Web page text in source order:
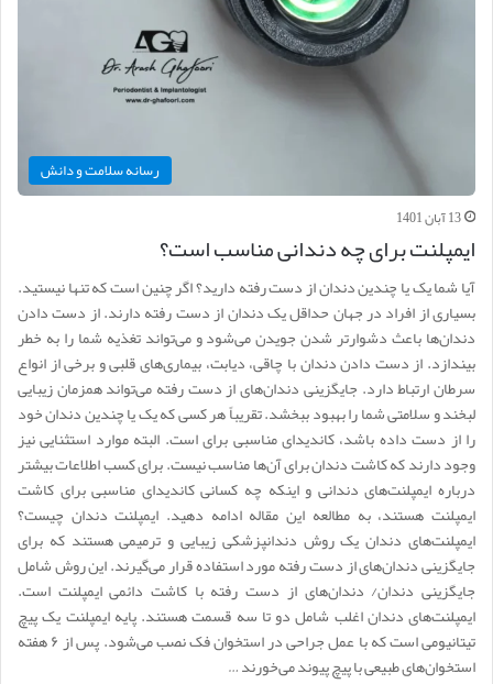
رسانه سلامت و دانش
13 آبان 1401
ایمپلنت برای چه دندانی مناسب است؟
آیا شما یک یا چندین دندان از دست رفته دارید؟ اگر چنین است که تنها نیستید.
بسیاری از افراد در جهان حداقل یک دندان از دست رفته دارند. از دست دادن
دندان‌ها باعث دشوارتر شدن جویدن می‌شود و می‌تواند تغذیه شما را به خطر
بیندازد. از دست دادن دندان با چاقی، دیابت، بیماری‌های قلبی و برخی از انواع
سرطان ارتباط دارد. جایگزینی دندان‌های از دست رفته می‌تواند همزمان زیبایی
لبخند و سلامتی شما را بهبود ببخشد. تقریباً هر کسی که یک یا چندین دندان خود
را از دست داده باشد، کاندیدای مناسبی برای است. البته موارد استثنایی نیز
وجود دارند که کاشت دندان برای آن‌ها مناسب نیست. برای کسب اطلاعات بیشتر
درباره ایمپلنت‌های دندانی و اینکه چه کسانی کاندیدای مناسبی برای کاشت
ایمپلنت هستند، به مطالعه این مقاله ادامه دهید. ایمپلنت دندان چیست؟
ایمپلنت‌های دندان یک روش دندانپزشکی زیبایی و ترمیمی هستند که برای
جایگزینی دندان‌های از دست رفته مورد استفاده قرار می‌گیرند. این روش شامل
جایگزینی دندان/ دندان‌های از دست رفته با کاشت دائمی ایمپلنت است.
ایمپلنت‌های دندان اغلب شامل دو تا سه قسمت هستند. پایه ایمپلنت یک پیچ
تیتانیومی است که با عمل جراحی در استخوان فک نصب می‌شود. پس از ۶ هفته
استخوان‌های طبیعی با پیچ پیوند می‌خورند …